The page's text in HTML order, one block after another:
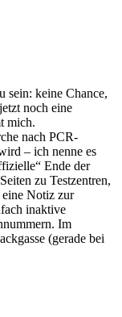
sein: keine Chance,
noch eine
mich.
nach PCR-
– ich nenne es
Ende der
zu Testzentren,
Notiz zur
inaktive
Im
(gerade bei